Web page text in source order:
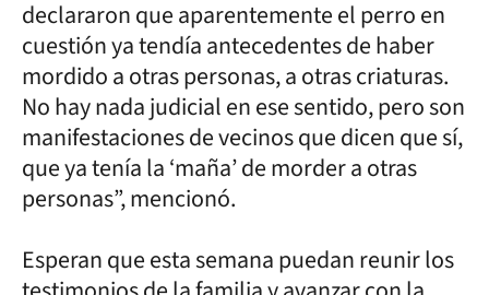
declararon que aparentemente el perro en
cuestión ya tendía antecedentes de haber
mordido a otras personas, a otras criaturas.
No hay nada judicial en ese sentido, pero son
manifestaciones de vecinos que dicen que sí,
que ya tenía la ‘maña’ de morder a otras
personas”, mencionó.
Esperan que esta semana puedan reunir los